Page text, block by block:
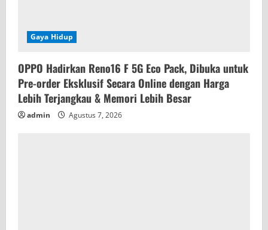
Gaya Hidup
OPPO Hadirkan Reno16 F 5G Eco Pack, Dibuka untuk
Pre-order Eksklusif Secara Online dengan Harga
Lebih Terjangkau & Memori Lebih Besar
admin Agustus 7, 2026